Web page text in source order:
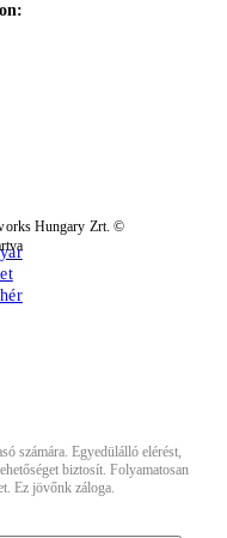
Hungary Zrt. ©
számára. Egyedülálló elérést,
biztosít. Folyamatosan
Ez jövőnk záloga.